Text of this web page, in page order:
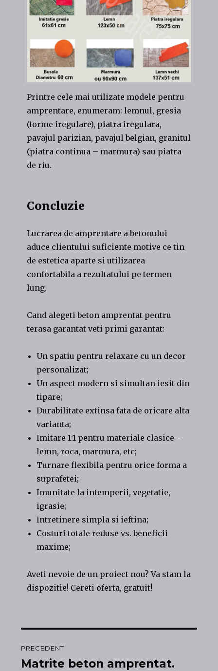
Printre cele mai utilizate modele pentru
amprentare, enumeram: lemnul, gresia
(forme iregulare), piatra iregulara,
pavajul parizian, pavajul belgian, granitul
(piatra continua – marmura) sau piatra
de riu.
Concluzie
Lucrarea de amprentare a betonului
aduce clientului suficiente motive ce tin
de estetica aparte si utilizarea
confortabila a rezultatului pe termen
lung.
Cand alegeti beton amprentat pentru
terasa garantat veti primi garantat:
Un spatiu pentru relaxare cu un decor
personalizat;
Un aspect modern si simultan iesit din
tipare;
Durabilitate extinsa fata de oricare alta
varianta;
Imitare 1:1 pentru materiale clasice –
lemn, roca, marmura, etc;
Turnare flexibila pentru orice forma a
suprafetei;
Imunitate la intemperii, vegetatie,
igrasie;
Intretinere simpla si ieftina;
Costuri totale reduse vs. beneficii
maxime;
Aveti nevoie de un proiect nou? Va stam la
dispozitie! Cereti oferta, gratuit!
în
PRECEDENT
Articolul
Matrite beton amprentat.